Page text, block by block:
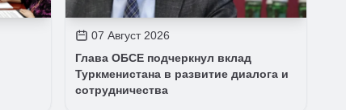
07 Август 2026
Глава ОБСЕ подчеркнул вклад
Туркменистана в развитие диалога и
сотрудничества